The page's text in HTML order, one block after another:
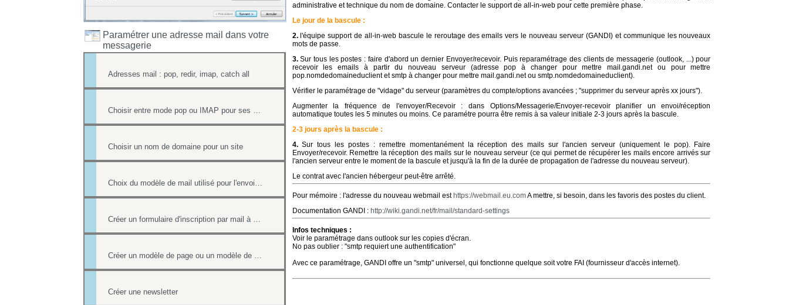
Paramétrer une adresse mail dans votre
messagerie
Adresses mail : pop, redir, imap, catch all
Choisir un nom de domaine pour un site
Créer une newsletter
administrative et technique du nom de domaine. Contacter le support de all-in-web pour cette première phase.
Le jour de la bascule :
2.l'équipe support de all-in-web bascule le reroutage des emails vers le nouveau serveur (GANDI) et communique les nouveaux
mots de passe.
3.Sur tous les postes : faire d'abord un dernier Envoyer/recevoir. Puis reparamétrage des clients de messagerie (outlook, ...) pour
recevoir les emails à partir du nouveau serveur (adresse pop à changer pour mettre mail.gandi.net ou pour mettre
pop.nomdedomaineduclient et smtp à changer pour mettre mail.gandi.net ou smtp.nomdedomaineduclient).
Vérifier le paramétrage de "vidage" du serveur (paramètres du compte/options avancées ; "supprimer du serveur après xx jours").
Augmenter la fréquence de l'envoyer/Recevoir : dans Options/Messagerie/Envoyer-recevoir planifier un envoi/réception
automatique toutes les 5 minutes ou moins. Ce paramétre pourra être remis à sa valeur initiale 2-3 jours après la bascule.
2-3 jours après la bascule :
4.Sur tous les postes : remettre momentanément la réception des mails sur l'ancien serveur (uniquement le pop). Faire
Envoyer/recevoir. Remettre la réception des mails sur le nouveau serveur (ce qui permet de récupérer les mails encore arrivés sur
l'ancien serveur entre le moment de la bascule et jusqu'à la fin de la durée de propagation de l'adresse du nouveau serveur).
Le contrat avec l'ancien hébergeur peut-être arrêté.
Pour mémoire : l'adresse du nouveau webmail est https://webmail.eu.comA mettre, si besoin, dans les favoris des postes du client.
Documentation GANDI : http://wiki.gandi.net/fr/mail/standard-settings
Infos techniques :
Voir le paramétrage dans outlook sur les copies d'écran.
No pas oublier : "smtp requiert une authentification"
Avec ce paramétrage, GANDI offre un "smtp" universel, qui fonctionne quelque soit votre FAI (fournisseur d'accès internet).